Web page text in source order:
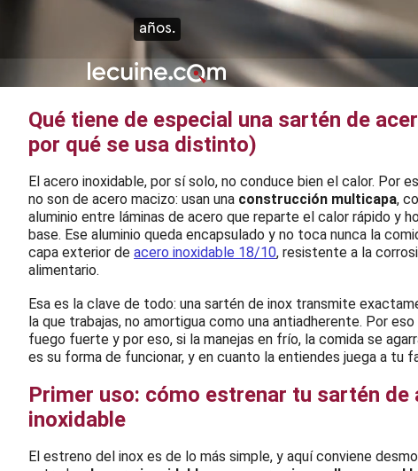
Qué tiene de especial una sartén de
por qué se usa distinto)
El acero inoxidable, por sí solo, no conduce bien el calor. Por
no son de acero macizo: usan una construcción multicapa,
aluminio entre láminas de acero que reparte el calor rápido y
base. Ese aluminio queda encapsulado y no toca nunca la
capa exterior de acero inoxidable 18/10, resistente a la
alimentario.
Esa es la clave de todo: una sartén de inox transmite
la que trabajas, no amortigua como una antiadherente. Por
fuego fuerte y por eso, si la manejas en frío, la comida se
es su forma de funcionar, y en cuanto la entiendes juega a tu
Primer uso: cómo estrenar tu sartén de
inoxidable
El estreno del inox es de lo más simple, y aquí conviene